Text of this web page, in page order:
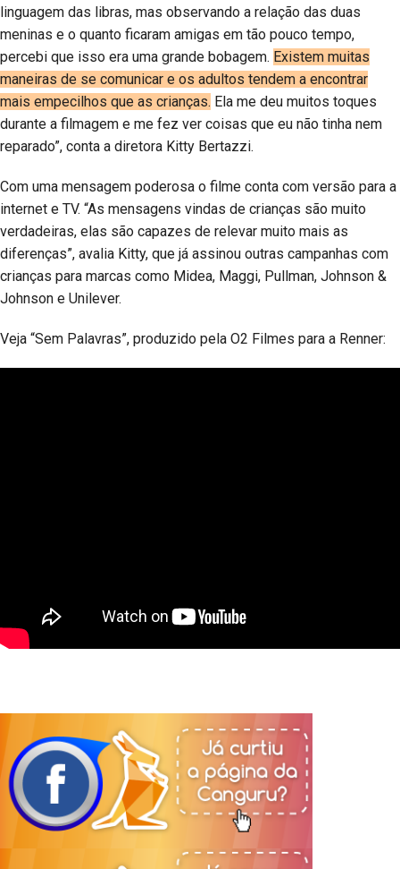
linguagem das libras, mas observando a relação das duas
meninas e o quanto ficaram amigas em tão pouco tempo,
percebi que isso era uma grande bobagem. Existem muitas
maneiras de se comunicar e os adultos tendem a encontrar
mais empecilhos que as crianças. Ela me deu muitos toques
durante a filmagem e me fez ver coisas que eu não tinha nem
reparado”, conta a diretora Kitty Bertazzi.
Com uma mensagem poderosa o filme conta com versão para a
internet e TV. “As mensagens vindas de crianças são muito
verdadeiras, elas são capazes de relevar muito mais as
diferenças”, avalia Kitty, que já assinou outras campanhas com
crianças para marcas como Midea, Maggi, Pullman, Johnson &
Johnson e Unilever.
Veja “Sem Palavras”, produzido pela O2 Filmes para a Renner: